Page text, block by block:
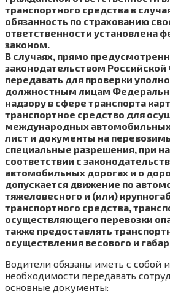
транспортного средства в
обязанность по страхованию
ответственности установлена
законом.
В случаях, прямо
законодательством
передавать для проверки
должностным лицам
надзору в сфере транспорта
транспортное средство для
международных автомобильных
лист и документы на
специальные разрешения, при
соответствии с
автомобильных дорогах и о
допускается движение по
тяжеловесного и (или)
транспортного средства,
осуществляющего перевозки
также предоставлять
осуществления весового и
Водители обязаны иметь с собой
необходимости передавать
основные документы: